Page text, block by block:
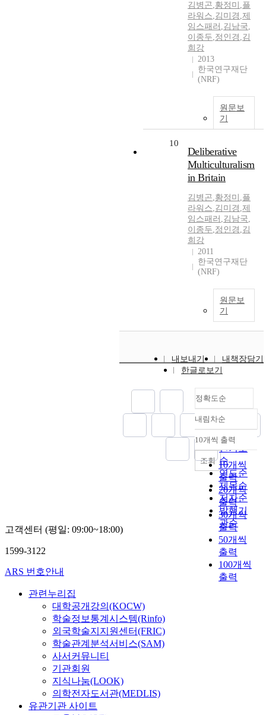
김병곤,황정미 ,플
라워스,김미경 ,제
임스패러 ,김남국,
이종두,정인경 ,김
희강
2013
한국연구재단
(NRF)
원문보
기
10
Deliberative
Multiculturalism
in Britain
김병곤,황정미 ,플
라워스,김미경 ,제
임스패러 ,김남국,
이종두,정인경 ,김
희강
2011
한국연구재단
(NRF)
원문보
기
내보내기
내책장담기
한글로보기
정확도순
정확도
순
인기도
순
연도순
제목순
저자순
발행기
관순
내림차순
내림차순
10개씩 출력
10개씩
출력
20개씩
출력
30개씩
출력
50개씩
출력
100개씩
출력
조회
고객센터 (평일: 09:00~18:00)
1599-3122
ARS 번호안내
관련누리집
대학공개강의(KOCW)
학술정보통계시스템(Rinfo)
외국학술지지원센터(FRIC)
학술관계분석서비스(SAM)
사서커뮤니티
기관회원
지식나눔(LOOK)
의학전자도서관(MEDLIS)
유관기관 사이트